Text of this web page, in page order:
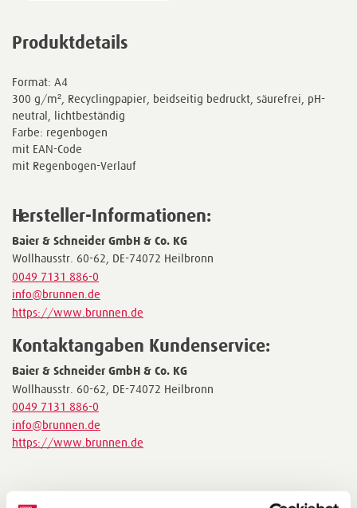
Produktdetails
Format: A4
300 g/m², Recyclingpapier, beidseitig bedruckt, säurefrei, pH-
neutral, lichtbeständig
Farbe: regenbogen
mit EAN-Code
mit Regenbogen-Verlauf
Hersteller-Informationen:
Baier & Schneider GmbH & Co. KG
Wollhausstr. 60-62, DE-74072 Heilbronn
0049 7131 886-0
info@brunnen.de
https://www.brunnen.de
Kontaktangaben Kundenservice:
Baier & Schneider GmbH & Co. KG
Wollhausstr. 60-62, DE-74072 Heilbronn
0049 7131 886-0
info@brunnen.de
https://www.brunnen.de